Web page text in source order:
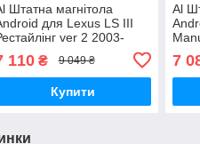
Штатна магнітола
для Lexus LS III
ver 2 2003-
2006 екран 9" 2/32Gb Wi-
GPS Base
110₴ 9 049 ₴
Купити
Al
7